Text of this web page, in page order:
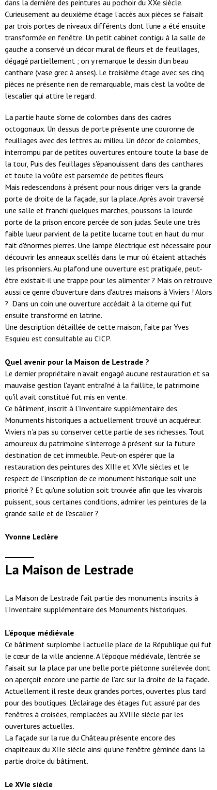
dans la dernière des peintures au pochoir du XXe siècle.
Curieusement au deuxième étage l'accès aux pièces se faisait
par trois portes de niveaux différents dont l'une a été ensuite
transformée en fenêtre. Un petit cabinet contigu à la salle de
gauche a conservé un décor mural de fleurs et de feuillages,
dégagé partiellement ; on y remarque le dessin d'un beau
canthare (vase grec à anses). Le troisième étage avec ses cinq
pièces ne présente rien de remarquable, mais c'est la voûte de
l'escalier qui attire le regard.
La partie haute s'orne de colombes dans des cadres
octogonaux. Un dessus de porte présente une couronne de
feuillages avec des lettres au milieu. Un décor de colombes,
interrompu par de petites ouvertures entoure toute la base de
la tour, Puis des feuillages s'épanouissent dans des canthares
et toute la voûte est parsemée de petites fleurs.
Mais redescendons à présent pour nous diriger vers la grande
porte de droite de la façade, sur la place. Après avoir traversé
une salle et franchi quelques marches, poussons la lourde
porte de la prison encore percée de son judas. Seule une très
faible lueur parvient de la petite lucarne tout en haut du mur
fait d'énormes pierres. Une lampe électrique est nécessaire pour
découvrir les anneaux scellés dans le mur où étaient attachés
les prisonniers. Au plafond une ouverture est pratiquée, peut-
être existait-il une trappe pour les alimenter ? Mais on retrouve
aussi ce genre d'ouverture dans d'autres maisons à Viviers ! Alors
? Dans un coin une ouverture accédait à la citerne qui fut
ensuite transformé en latrine.
Une description détaillée de cette maison, faite par Yves
Esquieu est consultable au CICP.
Quel avenir pour la Maison de Lestrade ?
Le dernier propriétaire n’avait engagé aucune restauration et sa
mauvaise gestion l'ayant entraîné à la faillite, le patrimoine
qu'il avait constitué fut mis en vente.
Ce bâtiment, inscrit à l'Inventaire supplémentaire des
Monuments historiques a actuellement trouvé un acquéreur.
Viviers n'a pas su conserver cette partie de ses richesses. Tout
amoureux du patrimoine s'interroge à présent sur la future
destination de cet immeuble. Peut-on espérer que la
restauration des peintures des XIIIe et XVIe siècles et le
respect de l'inscription de ce monument historique soit une
priorité ? Et qu'une solution soit trouvée afin que les vivarois
puissent, sous certaines conditions, admirer les peintures de la
grande salle et de l’escalier ?
Yvonne Leclère
La Maison de Lestrade
La Maison de Lestrade fait partie des monuments inscrits à
l’Inventaire supplémentaire des Monuments historiques.
L'époque médiévale
Ce bâtiment surplombe l'actuelle place de la République qui fut
le cœur de la ville ancienne. A l'époque médiévale, l'entrée se
faisait sur la place par une belle porte piétonne surélevée dont
on aperçoit encore une partie de l'arc sur la droite de la façade.
Actuellement il reste deux grandes portes, ouvertes plus tard
pour des boutiques. L'éclairage des étages fut assuré par des
fenêtres à croisées, remplacées au XVIIIe siècle par les
ouvertures actuelles.
La façade sur la rue du Château présente encore des
chapiteaux du XIIe siècle ainsi qu’une fenêtre géminée dans la
partie droite du bâtiment.
Le XVIe siècle